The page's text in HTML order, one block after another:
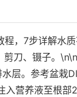
，7步详解水
刀、镊子。
层。参考盆栽
营养液至根